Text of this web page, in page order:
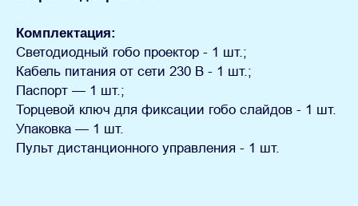
Комплектация:
Светодиодный гобо проектор - 1 шт.;
Кабель питания от сети 230 В - 1 шт.;
Паспорт — 1 шт.;
Торцевой ключ для фиксации гобо слайдов - 1 шт.
Упаковка — 1 шт.
Пульт дистанционного управления - 1 шт.